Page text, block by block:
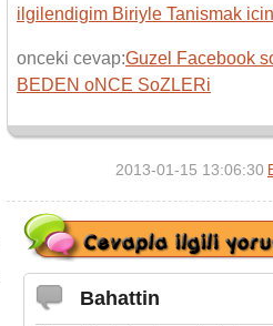
ilgilendigim Biriyle Tanismak
onceki cevap:Guzel Facebook
BEDEN oNCE SoZLERi
2013-01-15 13:06:30
Bahattin